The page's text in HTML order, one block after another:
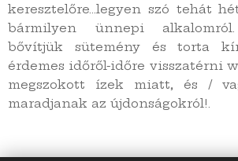
keresztelőre...legyen szó tehát
bármilyen ünnepi alkalomról.
bővítjük sütemény és torta
érdemes időről-időre visszatérni
megszokott ízek miatt, és /
maradjanak az újdonságokról!.